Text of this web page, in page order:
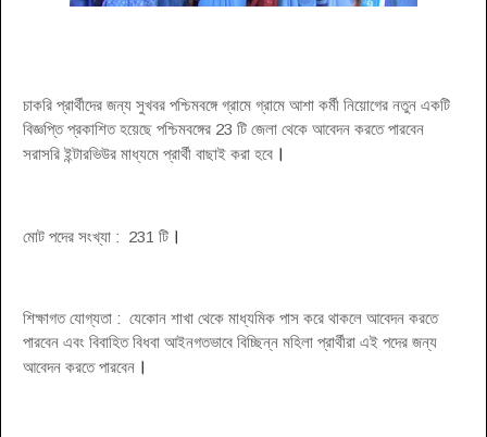
চাকরি প্রার্থীদের জন্য সুখবর পশ্চিমবঙ্গে গ্রামে গ্রামে আশা কর্মী নিয়োগের নতুন একটি
বিজ্ঞপ্তি প্রকাশিত হয়েছে পশ্চিমবঙ্গের 23 টি জেলা থেকে আবেদন করতে পারবেন
সরাসরি ইন্টারভিউর মাধ্যমে প্রার্থী বাছাই করা হবে ।
মোট পদের সংখ্যা : 231 টি ।
শিক্ষাগত যোগ্যতা : যেকোন শাখা থেকে মাধ্যমিক পাস করে থাকলে আবেদন করতে
পারবেন এবং বিবাহিত বিধবা আইনগতভাবে বিচ্ছিন্ন মহিলা প্রার্থীরা এই পদের জন্য
আবেদন করতে পারবেন ।